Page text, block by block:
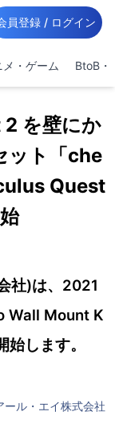
員登録 / ログイン
メ・ゲーム BtoB・
2 を壁にか
ット「che
Quest
社)は、2021
Wall Mount K
します。
ール・エイ株式会社